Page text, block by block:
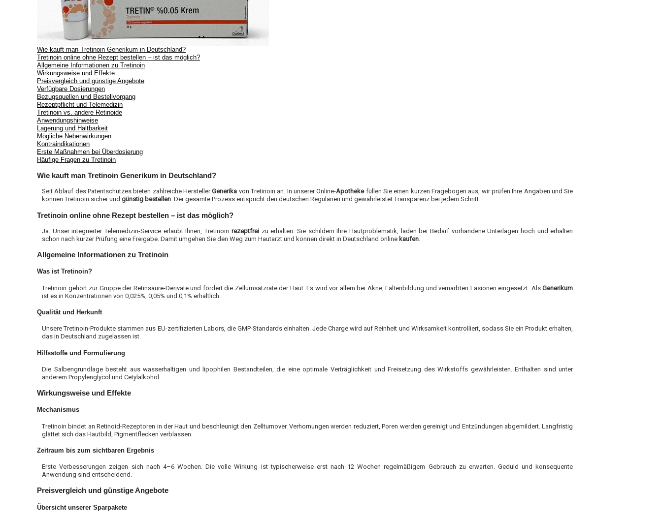
Wie kauft man Tretinoin Generikum in Deutschland?
Tretinoin online ohne Rezept bestellen – ist das möglich?
Allgemeine Informationen zu Tretinoin
Wirkungsweise und Effekte
Preisvergleich und günstige Angebote
Verfügbare Dosierungen
Bezugsquellen und Bestellvorgang
Rezeptpflicht und Telemedizin
Tretinoin vs. andere Retinoide
Anwendungshinweise
Lagerung und Haltbarkeit
Mögliche Nebenwirkungen
Kontraindikationen
Erste Maßnahmen bei Überdosierung
Häufige Fragen zu Tretinoin
Wie kauft man Tretinoin Generikum in Deutschland?
Seit Ablauf des Patentschutzes bieten zahlreiche HerstellerGenerika von Tretinoin an. In unserer Online-Apothekefüllen Sie einen kurzen Fragebogen aus, wir prüfen Ihre Angaben und Sie
können Tretinoin sicher undgünstig bestellen. Der gesamte Prozess entspricht den deutschen Regularien und gewährleistet Transparenz bei jedem Schritt.
Tretinoin online ohne Rezept bestellen – ist das möglich?
Ja. Unser integrierter Telemedizin-Service erlaubt Ihnen, Tretinoin rezeptfreizu erhalten. Sie schildern Ihre Hautproblematik, laden bei Bedarf vorhandene Unterlagen hoch und erhalten
schon nach kurzer Prüfung eine Freigabe. Damit umgehen Sie den Weg zum Hautarzt und können direkt in Deutschland online kaufen
Allgemeine Informationen zu Tretinoin
Was ist Tretinoin?
Tretinoin gehört zur Gruppe der Retinsäure-Derivate und fördert die Zellumsatzrate der Haut. Es wird vor allem bei Akne, Faltenbildung und vernarbten Läsionen eingesetzt. AlsGenerikum
ist es in Konzentrationen von 0,025%, 0,05% und 0,1% erhältlich.
Qualität und Herkunft
Unsere Tretinoin-Produkte stammen aus EU-zertifizierten Labors, die GMP-Standards einhalten. Jede Charge wird auf Reinheit und Wirksamkeit kontrolliert, sodass Sie ein Produkt erhalten,
das in Deutschland zugelassen ist.
Hilfsstoffe und Formulierung
Die Salbengrundlage besteht aus wasserhaltigen und lipophilen Bestandteilen, die eine optimale Verträglichkeit und Freisetzung des Wirkstoffs gewährleisten. Enthalten sind unter
anderem Propylenglycol und Cetylalkohol.
Wirkungsweise und Effekte
Mechanismus
Tretinoin bindet an Retinoid-Rezeptoren in der Haut und beschleunigt den Zellturnover. Verhornungen werden reduziert, Poren werden gereinigt und Entzündungen abgemildert. Langfristig
glättet sich das Hautbild, Pigmentflecken verblassen.
Zeitraum bis zum sichtbaren Ergebnis
Erste Verbesserungen zeigen sich nach 4–6 Wochen. Die volle Wirkung ist typischerweise erst nach 12 Wochen regelmäßigem Gebrauch zu erwarten. Geduld und konsequente
Anwendung sind entscheidend.
Preisvergleich und günstige Angebote
Übersicht unserer Sparpakete